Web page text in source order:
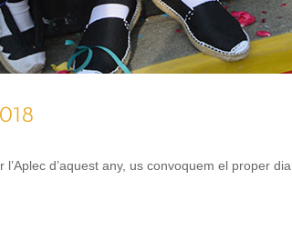
d’aquest any, us convoquem el proper